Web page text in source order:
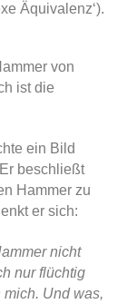
Äquivalenz‘).
von
ist die
ein Bild
beschließt
Hammer zu
er sich:
nicht
nur flüchtig
Und was,